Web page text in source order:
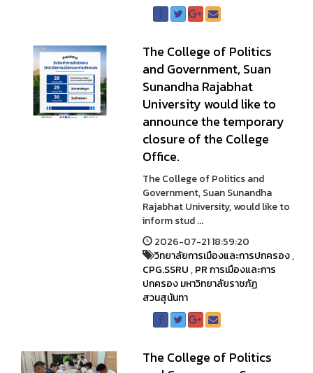
The College of Politics
and Government, Suan
Sunandha Rajabhat
University would like to
announce the temporary
closure of the College
Office.
The College of Politics and
Government, Suan Sunandha
Rajabhat University, would like to
inform stud ...
2026-07-21 18:59:20
วิทยาลัยการเมืองและการปกครอง,
CPG.SSRU,PR การเมืองและการ
ปกครอง มหาวิทยาลัยราชภัฏ
สวนสุนันทา
The College of Politics